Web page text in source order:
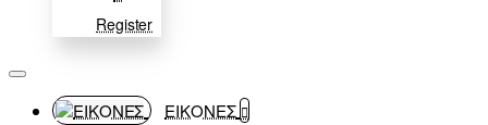
Register
ΕΙΚΟΝΕΣ